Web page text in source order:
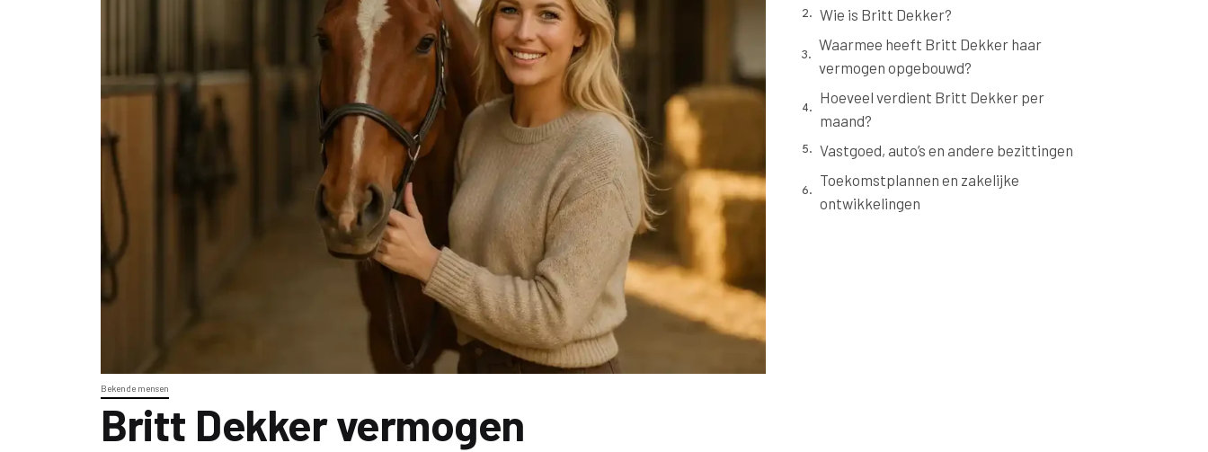
Bekende mensen
Britt Dekker vermogen
Wie is Britt Dekker?
Waarmee heeft Britt Dekker haar
vermogen opgebouwd?
Hoeveel verdient Britt Dekker per
maand?
Vastgoed, auto’s en andere bezittingen
Toekomstplannen en zakelijke
ontwikkelingen